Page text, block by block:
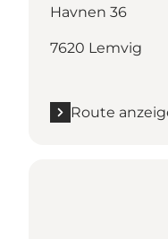
Havnen 36
7620 Lemvig
Route